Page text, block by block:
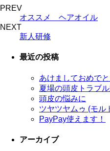
PREV
オススメ ヘアオイル
NEXT
新人研修
最近の投稿
あけましておめで
夏場の頭皮トラブ
頭皮の悩みに
ツヤツヤムゥ (モル
PayPay使えます！
アーカイブ